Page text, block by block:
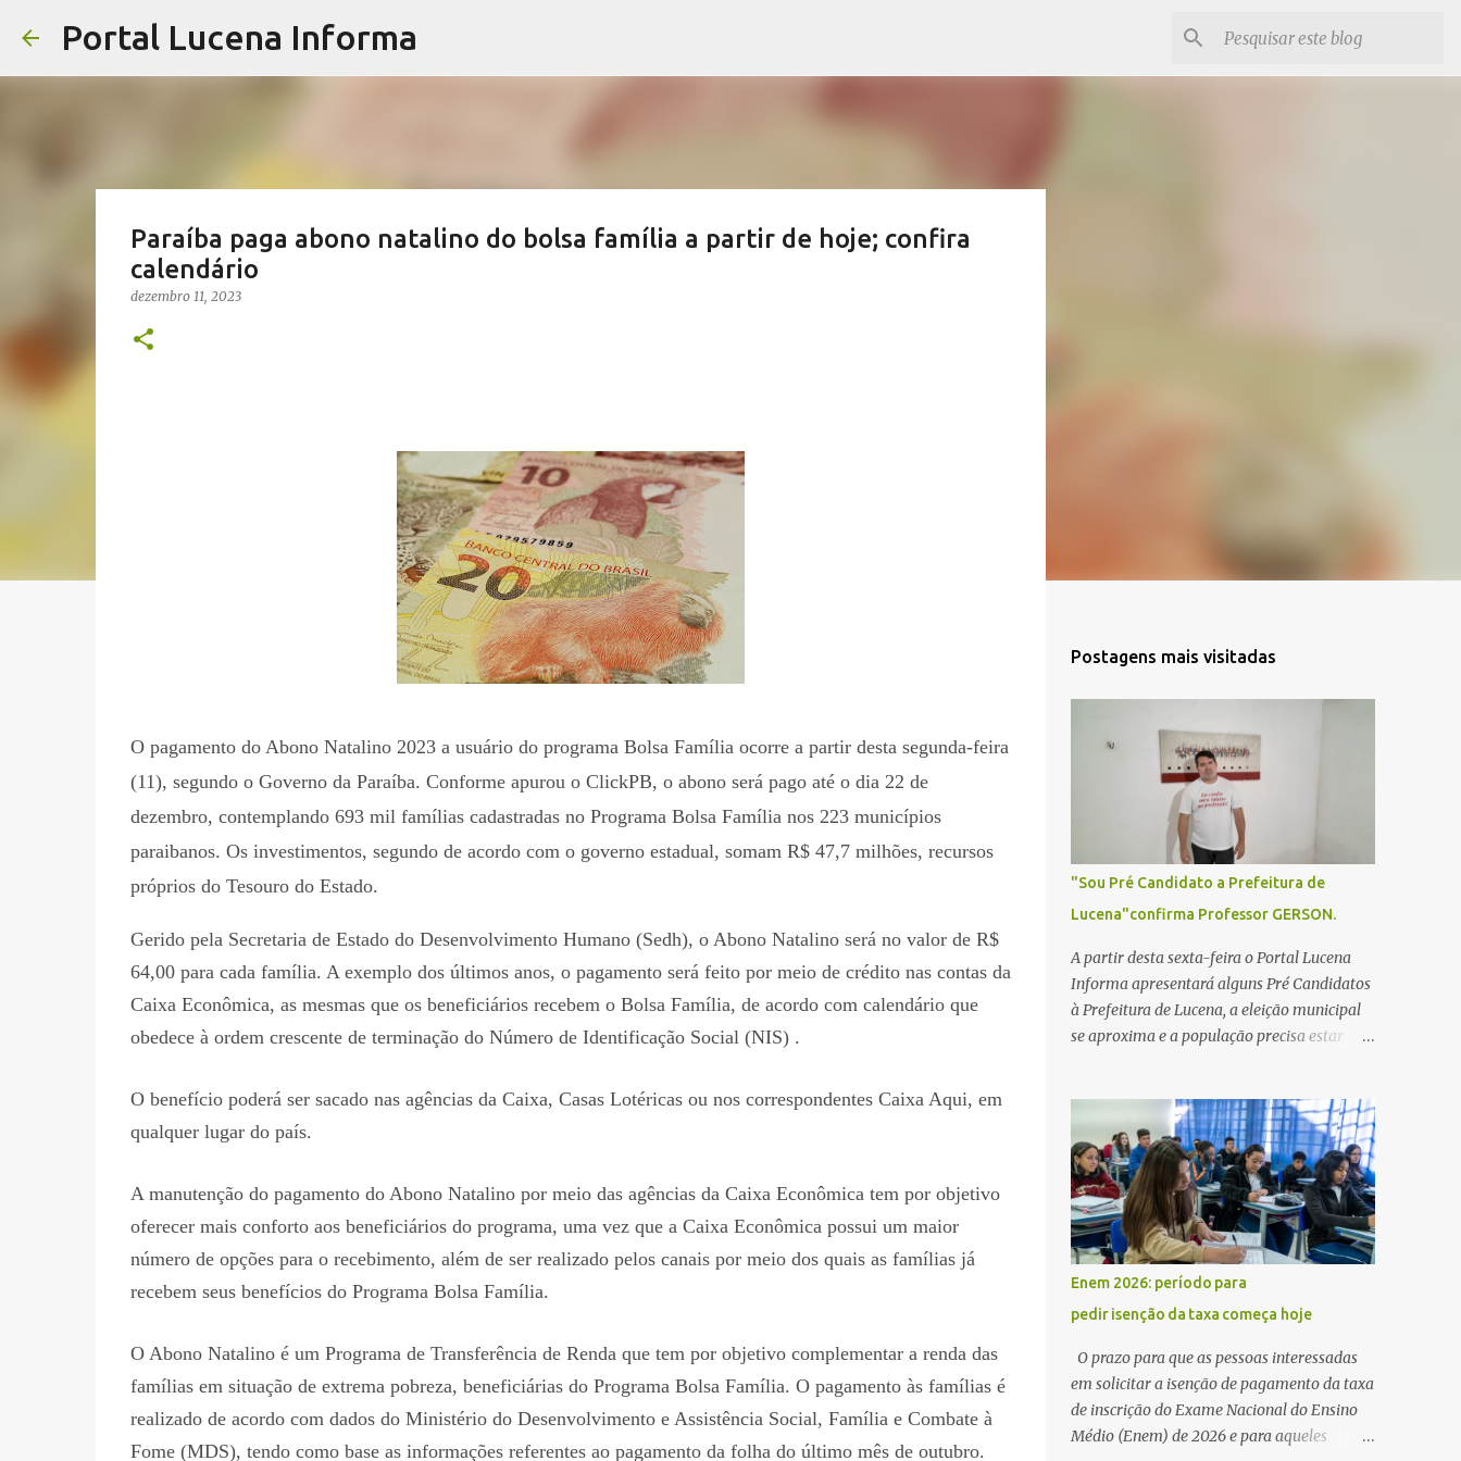
Portal Lucena Informa
Paraíba paga abono natalino do bolsa família a partir de hoje; confira
calendário
dezembro 11, 2023
O pagamento do Abono Natalino 2023 a usuário do programa Bolsa Família ocorre a partir desta segunda-feira
(11), segundo o Governo da Paraíba. Conforme apurou o ClickPB, o abono será pago até o dia 22 de
dezembro, contemplando 693 mil famílias cadastradas no Programa Bolsa Família nos 223 municípios
paraibanos. Os investimentos, segundo de acordo com o governo estadual, somam R$ 47,7 milhões, recursos
próprios do Tesouro do Estado.
Gerido pela Secretaria de Estado do Desenvolvimento Humano (Sedh), o Abono Natalino será no valor de R$
64,00 para cada família. A exemplo dos últimos anos, o pagamento será feito por meio de crédito nas contas da
Caixa Econômica, as mesmas que os beneficiários recebem o Bolsa Família, de acordo com calendário que
obedece à ordem crescente de terminação do Número de Identificação Social (NIS) .
O benefício poderá ser sacado nas agências da Caixa, Casas Lotéricas ou nos correspondentes Caixa Aqui, em
qualquer lugar do país.
A manutenção do pagamento do Abono Natalino por meio das agências da Caixa Econômica tem por objetivo
oferecer mais conforto aos beneficiários do programa, uma vez que a Caixa Econômica possui um maior
número de opções para o recebimento, além de ser realizado pelos canais por meio dos quais as famílias já
recebem seus benefícios do Programa Bolsa Família.
O Abono Natalino é um Programa de Transferência de Renda que tem por objetivo complementar a renda das
famílias em situação de extrema pobreza, beneficiárias do Programa Bolsa Família. O pagamento às famílias é
realizado de acordo com dados do Ministério do Desenvolvimento e Assistência Social, Família e Combate à
Fome (MDS), tendo como base as informações referentes ao pagamento da folha do último mês de outubro.
Postagens mais visitadas
"Sou Pré Candidato a Prefeitura de
Lucena"confirma Professor GERSON.
A partir desta sexta-feira o Portal Lucena
Informa apresentará alguns Pré Candidatos
à Prefeitura de Lucena, a eleição municipal
se aproxima e a população precisa estar
articulações e possíveis junções para manter
ou conquistar eleitorado. Confirmados até
agora como Pré candidatos Alex Monteiro,
Léo Bandeira Valcinete Araújo e Professor
Gerson Andrade há possibilidade de mais
nomes aparecer , ficaremos no aguardo para
trazer mais informações. A primeira
entrevista foi com o inimaginável Gerson
Andrade ,Professor da Rede Municipal
(efetivo), supervisor, Formado em Pedagogia
e Biomedicina pela UFPB. Leciona no Otto
Illi, Gilberto Inácio, Ellinora Dornellas
,Escola Américo Falcão. Gerson nos contou
Enem 2026: período para
pedir isenção da taxa começa hoje
O prazo para que as pessoas interessadas
em solicitar a isenção de pagamento da taxa
de inscrição do Exame Nacional do Ensino
Médio (Enem) de 2026 e para aqueles